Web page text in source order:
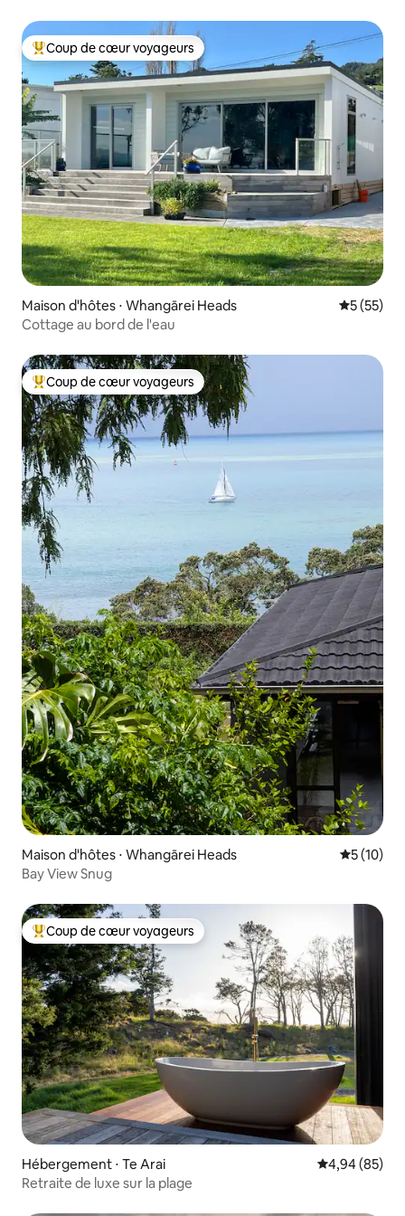
Coups de cœur voyageurs les plus appréciés
Coup de cœur voyageurs
Maison d'hôtes ⋅ Whangārei Heads
5 (55)
Cottage au bord de l'eau
Coups de cœur voyageurs les plus appréciés
Coup de cœur voyageurs
Maison d'hôtes ⋅ Whangārei Heads
5 (10)
Bay View Snug
Coups de cœur voyageurs les plus appréciés
Coup de cœur voyageurs
Hébergement ⋅ Te Arai Évaluation
4,94 (85)
Retraite de luxe sur la plage